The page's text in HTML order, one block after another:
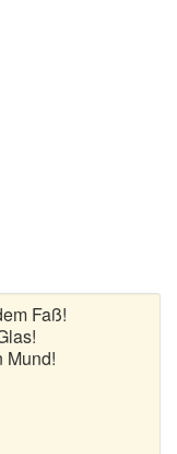
Faß!
Mund!